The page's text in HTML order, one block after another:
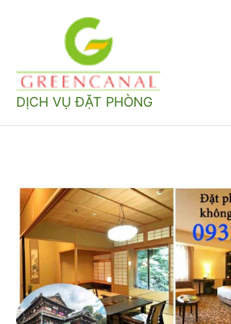
dung
DỊCH VỤ ĐẶT PHÒNG